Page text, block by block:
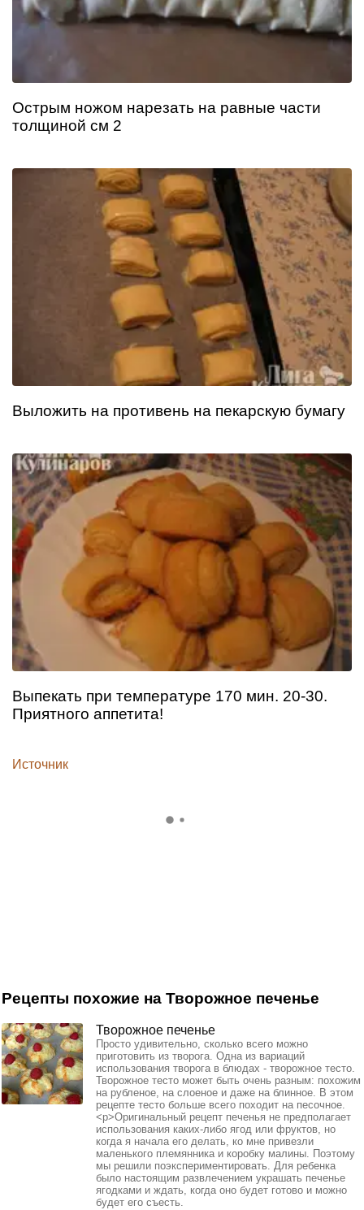
Острым ножом нарезать на равные части
толщиной см 2
Выложить на противень на пекарскую бумагу
Выпекать при температуре 170 мин. 20-30.
Приятного аппетита!
Источник
Рецепты похожие на Творожное печенье
Творожное печенье
Просто удивительно, сколько всего можно
приготовить из творога. Одна из вариаций
использования творога в блюдах - творожное тесто.
Творожное тесто может быть очень разным: похожим
на рубленое, на слоеное и даже на блинное. В этом
рецепте тесто больше всего походит на песочное.
<p>Оригинальный рецепт печенья не предполагает
использования каких-либо ягод или фруктов, но
когда я начала его делать, ко мне привезли
маленького племянника и коробку малины. Поэтому
мы решили поэкспериментировать. Для ребенка
было настоящим развлечением украшать печенье
ягодками и ждать, когда оно будет готово и можно
будет его съесть.